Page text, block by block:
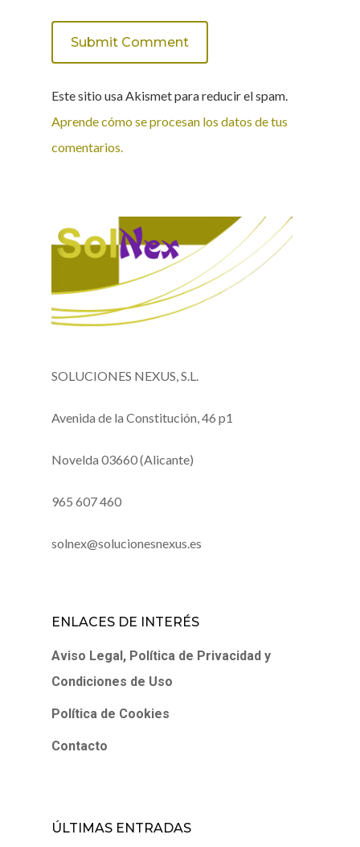
Este sitio usa Akismet para reducir el spam.
Aprende cómo se procesan los datos de tus
comentarios.
SOLUCIONES NEXUS, S.L.
Avenida de la Constitución, 46 p1
Novelda 03660 (Alicante)
965 607 460
solnex@solucionesnexus.es
ENLACES DE INTERÉS
Aviso Legal, Política de Privacidad y
Condiciones de Uso
Política de Cookies
Contacto
ÚLTIMAS ENTRADAS